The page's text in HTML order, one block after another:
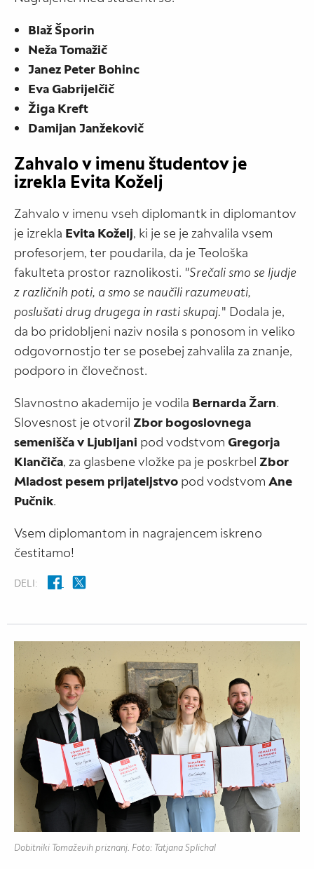
Blaž Šporin
Neža Tomažič
Janez Peter Bohinc
Eva Gabrijelčič
Žiga Kreft
Damijan Janžekovič
Zahvalo v imenu študentov je
izrekla Evita Koželj
Zahvalo v imenu vseh diplomantk in diplomantov
je izrekla Evita Koželj, ki je se je zahvalila vsem
profesorjem, ter poudarila, da je Teološka
fakulteta prostor raznolikosti. "Srečali smo se ljudje
z različnih poti, a smo se naučili razumevati,
poslušati drug drugega in rasti skupaj." Dodala je,
da bo pridobljeni naziv nosila s ponosom in veliko
odgovornostjo ter se posebej zahvalila za znanje,
podporo in človečnost.
Slavnostno akademijo je vodila Bernarda Žarn.
Slovesnost je otvoril Zbor bogoslovnega
semenišča v Ljubljani pod vodstvom Gregorja
Klančiča, za glasbene vložke pa je poskrbel Zbor
Mladost pesem prijateljstvo pod vodstvom Ane
Pučnik.
Vsem diplomantom in nagrajencem iskreno
čestitamo!
DELI:
Dobitniki Tomaževih priznanj. Foto: Tatjana Splichal